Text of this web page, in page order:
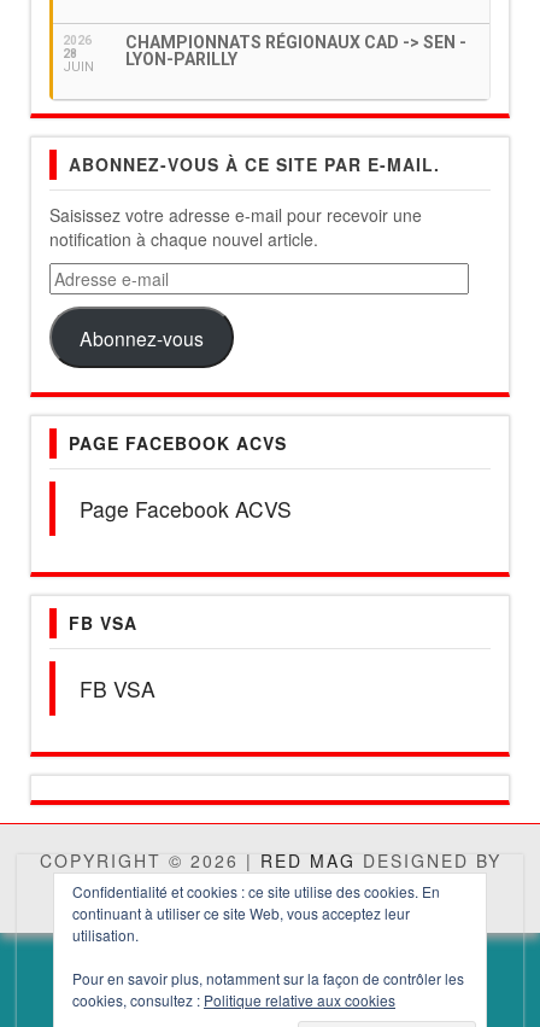
Confidentialité et cookies : ce site utilise des cookies. En
continuant à utiliser ce site Web, vous acceptez leur
utilisation.
Pour en savoir plus, notamment sur la façon de contrôler les
cookies, consultez : Politique relative aux cookies
2026
28
JUIN
CHAMPIONNATS RÉGIONAUX CAD -> SEN -
LYON-PARILLY
ABONNEZ-VOUS À CE SITE PAR E-MAIL.
Saisissez votre adresse e-mail pour recevoir une
notification à chaque nouvel article.
Adresse
e-
mail
Abonnez-vous
PAGE FACEBOOK ACVS
Page Facebook ACVS
FB VSA
FB VSA
COPYRIGHT © 2026 | RED MAG DESIGNED BY
THEMES4WP